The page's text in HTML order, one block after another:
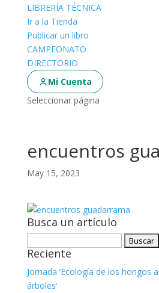
LIBRERÍA TÉCNICA
Ir a la Tienda
Publicar un libro
CAMPEONATO
DIRECTORIO
Mi Cuenta
Seleccionar página
encuentros
May 15, 2023
Busca un artículo
Reciente
Jornada ‘Ecología de los hongos
árboles’